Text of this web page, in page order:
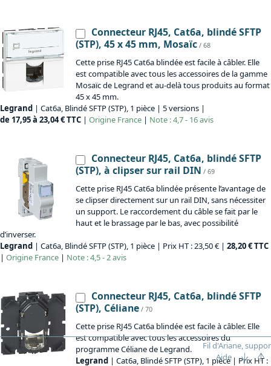
Connecteur RJ45, Cat6a, blindé SFTP
(STP), 45 x 45 mm, Mosaïc / 68
Cette prise RJ45 Cat6a blindée est facile à câbler. Elle
est compatible avec tous les accessoires de la gamme
Mosaïc de Legrand et au-delà tous produits au format
45 x 45 mm.
Legrand | Cat6a, Blindé SFTP (STP), 1 pièce | 5 versions |
de 17,95 à 23,04 € TTC | Origine France | Note : 4,7 - 16 avis
Connecteur RJ45, Cat6a, blindé SFTP
(STP), à clipser sur rail DIN / 69
Cette prise RJ45 Cat6a blindée présente l’avantage de
se clipser directement sur un rail DIN, sans nécessiter
un support. Le raccordement du câble se fait par le
haut et le brassage par le bas, avec possibilité
d’inverser.
Legrand | Cat6a, Blindé SFTP (STP), 1 pièce | Prix HT : 23,50 € | 28,20 € TTC
| Origine France | Note : 4,5 - 2 avis
Connecteur RJ45, Cat6a, blindé SFTP
(STP), Céliane / 70
Cette prise RJ45 Cat6a blindée est facile à câbler. Elle
est compatible avec tous les accessoires du
programme Céliane de Legrand.
Legrand | Cat6a, Blindé SFTP (STP), 1 pièce | Prix HT :
Fil d'Ariane,
Aide